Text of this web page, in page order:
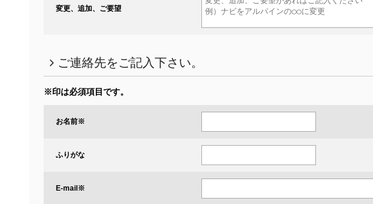
変更、追加、ご要望
ご連絡先をご記入下さい。
※印は必須項目です。
お名前※
ふりがな
E-mail ※